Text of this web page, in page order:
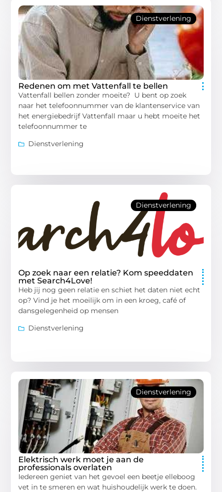
Dienstverlening
Redenen om met Vattenfall te bellen
Vattenfall bellen zonder moeite? U bent op zoek
naar het telefoonnummer van de klantenservice van
het energiebedrijf Vattenfall maar u hebt moeite het
telefoonnummer te
Dienstverlening
Dienstverlening
Op zoek naar een relatie? Kom speeddaten
met Search4Love!
Heb jij nog geen relatie en schiet het daten niet echt
op? Vind je het moeilijk om in een kroeg, café of
dansgelegenheid op mensen
Dienstverlening
Dienstverlening
Elektrisch werk moet je aan de
professionals overlaten
Iedereen geniet van het gevoel een beetje elleboog
vet in te smeren en wat huishoudelijk werk te doen.